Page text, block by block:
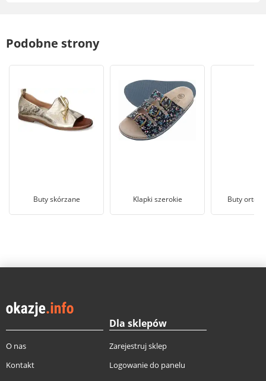
Podobne strony
Buty skórzane Klapki szerokie Buty
O nas
Kontakt
Dla sklepów
Zarejestruj sklep
Logowanie do panelu